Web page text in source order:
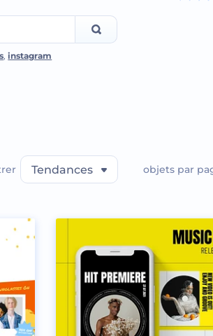
,instagram
Tendances objets par